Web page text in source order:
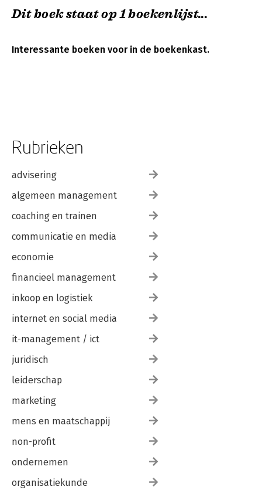
Dit boek staat op 1 boekenlijst...
Interessante boeken voor in de boekenkast.
Rubrieken
advisering
algemeen management
coaching en trainen
communicatie en media
economie
financieel management
inkoop en logistiek
internet en social media
it-management / ict
juridisch
leiderschap
marketing
mens en maatschappij
non-profit
ondernemen
organisatiekunde